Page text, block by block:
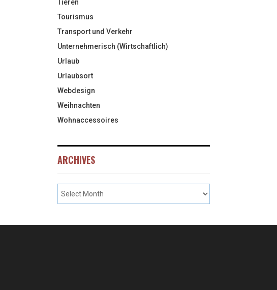
Tieren
Tourismus
Transport und Verkehr
Unternehmerisch (Wirtschaftlich)
Urlaub
Urlaubsort
Webdesign
Weihnachten
Wohnaccessoires
ARCHIVES